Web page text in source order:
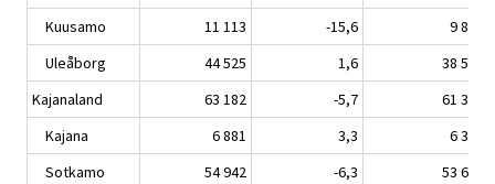
Kuusamo
11 113 -15,6
9 859
Uleåborg
44 525 1,6
38 558
Kajanaland
63 182 -5,7
61 316
Kajana
6 881 3,3
6 363
Sotkamo
54 942 -6,3
53 689